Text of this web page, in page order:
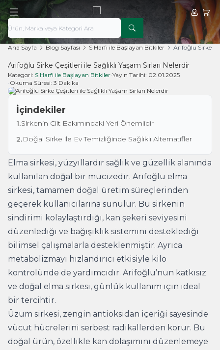
Hesabım
Ana Sayfa Blog Sayfası S Harfi ile Başlayan Bitkiler Arifoğlu Sirke
Arifoğlu Sirke Çeşitleri ile Sağlıklı Yaşam Sırları Nelerdir
Kategori: S Harfi ile Başlayan Bitkiler•Yayın Tarihi: 02.01.2025
• Okuma Süresi: 3 Dakika
İçindekiler
1.Sirkenin Cilt Bakımındaki Yeri Önemlidir
2.Doğal Sirke ile Ev Temizliğinde Sağlıklı Alternatifler
Elma sirkesi, yüzyıllardır sağlık ve güzellik alanında
kullanılan doğal bir mucizedir. Arifoğlu elma
sirkesi, tamamen doğal üretim süreçlerinden
geçerek kullanıcılarına sunulur. Bu sirkenin
sindirimi kolaylaştırdığı, kan şekeri seviyesini
düzenlediği ve bağışıklık sistemini desteklediği
bilimsel çalışmalarla desteklenmiştir. Ayrıca
metabolizmayı hızlandırıcı etkisiyle kilo
kontrolünde de yardımcıdır. Arifoğlu’nun katkısız
ve doğal elma sirkesi, günlük kullanım için ideal
bir tercihtir.
Üzüm sirkesi, zengin antioksidan içeriği sayesinde
vücut hücrelerini serbest radikallerden korur. Bu
doğal ürün, özellikle kan dolaşımını düzenlemeye